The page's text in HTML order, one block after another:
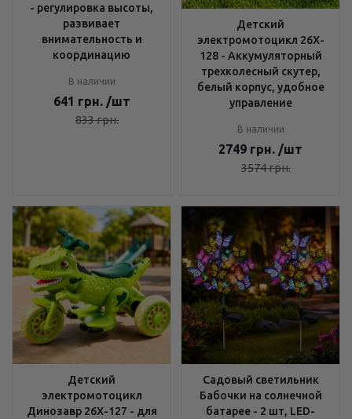
- регулировка высоты,
развивает
внимательность и
координацию
В наличии
641 грн. /шт
833грн.
Детский
электромотоцикл 26X-
128 - Аккумуляторный
трехколесный скутер,
белый корпус, удобное
управление
В наличии
2749 грн. /шт
3574грн.
Детский
электромотоцикл
Динозавр 26X-127 - для
Садовый светильник
Бабочки на солнечной
батарее - 2 шт, LED-